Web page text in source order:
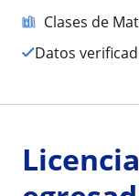
Clases de
Datos